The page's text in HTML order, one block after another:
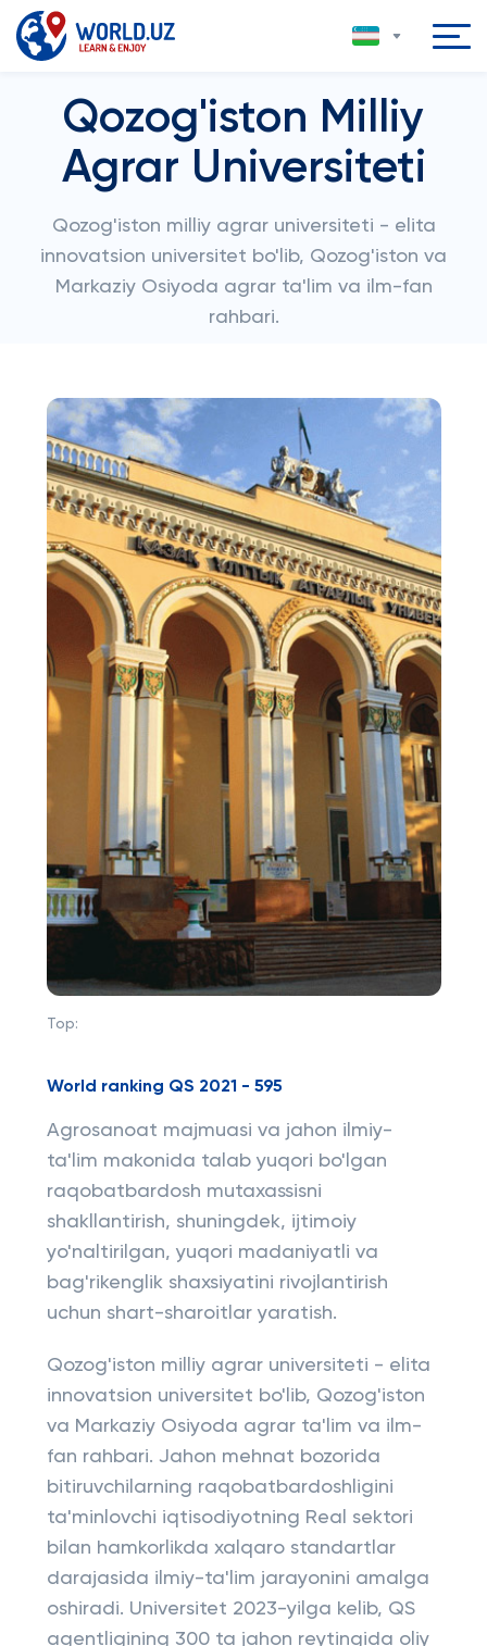
Qozog'iston Milliy
Agrar Universiteti
Qozog'iston milliy agrar universiteti - elita
innovatsion universitet bo'lib, Qozog'iston va
Markaziy Osiyoda agrar ta'lim va ilm-fan
rahbari.
Top:
World ranking QS 2021 - 595
Agrosanoat majmuasi va jahon ilmiy-
ta'lim makonida talab yuqori bo'lgan
raqobatbardosh mutaxassisni
shakllantirish, shuningdek, ijtimoiy
yo'naltirilgan, yuqori madaniyatli va
bag'rikenglik shaxsiyatini rivojlantirish
uchun shart-sharoitlar yaratish.
Qozog'iston milliy agrar universiteti - elita
innovatsion universitet bo'lib, Qozog'iston
va Markaziy Osiyoda agrar ta'lim va ilm-
fan rahbari. Jahon mehnat bozorida
bitiruvchilarning raqobatbardoshligini
ta'minlovchi iqtisodiyotning Real sektori
bilan hamkorlikda xalqaro standartlar
darajasida ilmiy-ta'lim jarayonini amalga
oshiradi. Universitet 2023-yilga kelib, QS
agentligining 300 ta jahon reytingida oliy